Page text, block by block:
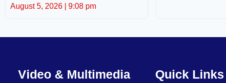
August 5, 2026 9:08 pm
Video & Multimedia Quick Links